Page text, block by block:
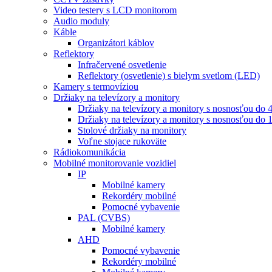
Video testery s LCD monitorom
Audio moduly
Káble
Organizátori káblov
Reflektory
Infračervené osvetlenie
Reflektory (osvetlenie) s bielym svetlom (LED)
Kamery s termovíziou
Držiaky na televízory a monitory
Držiaky na televízory a monitory s nosnosťou do
Držiaky na televízory a monitory s nosnosťou do
Stolové držiaky na monitory
Voľne stojace rukoväte
Rádiokomunikácia
Mobilné monitorovanie vozidiel
IP
Mobilné kamery
Rekordéry mobilné
Pomocné vybavenie
PAL (CVBS)
Mobilné kamery
AHD
Pomocné vybavenie
Rekordéry mobilné